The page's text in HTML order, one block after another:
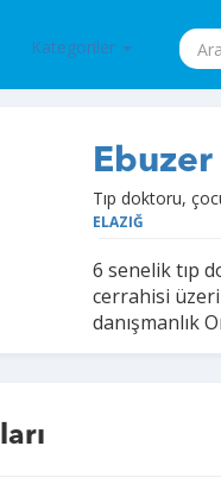
Kategoriler
Ebuzer
Tıp doktoru,
ELAZIĞ
6 senelik tıp
cerrahisi
danışmanlık